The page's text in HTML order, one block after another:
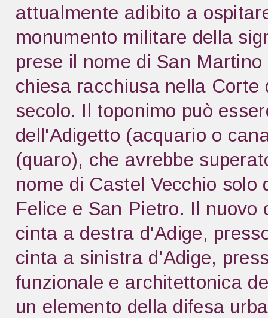
attualmente adibito a
monumento militare della
prese il nome di San
chiesa racchiusa nella
secolo. Il toponimo può
dell'Adigetto (acquario o
(quaro), che avrebbe
nome di Castel Vecchio
Felice e San Pietro. Il
cinta a destra d'Adige,
cinta a sinistra d'Adige,
funzionale e architettonica
un elemento della difesa